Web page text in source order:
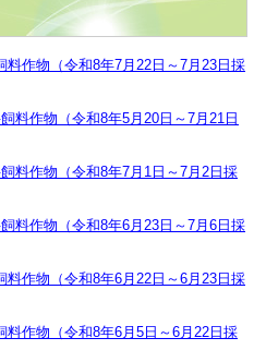
作物（令和8年7月22日～7月23日採
料作物（令和8年5月20日～7月21日
料作物（令和8年7月1日～7月2日採
料作物（令和8年6月23日～7月6日採
作物（令和8年6月22日～6月23日採
作物（令和8年6月5日～6月22日採